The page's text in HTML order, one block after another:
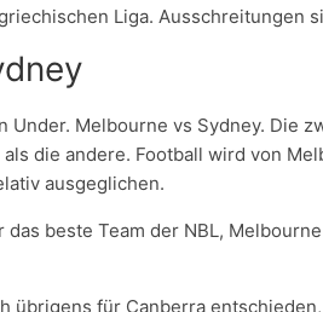
Liga. Ausschreitungen
Under. Melbourne vs Sydney. Die
die andere. Football wird von
ausgeglichen.
beste Team der NBL,
übrigens für Canberra